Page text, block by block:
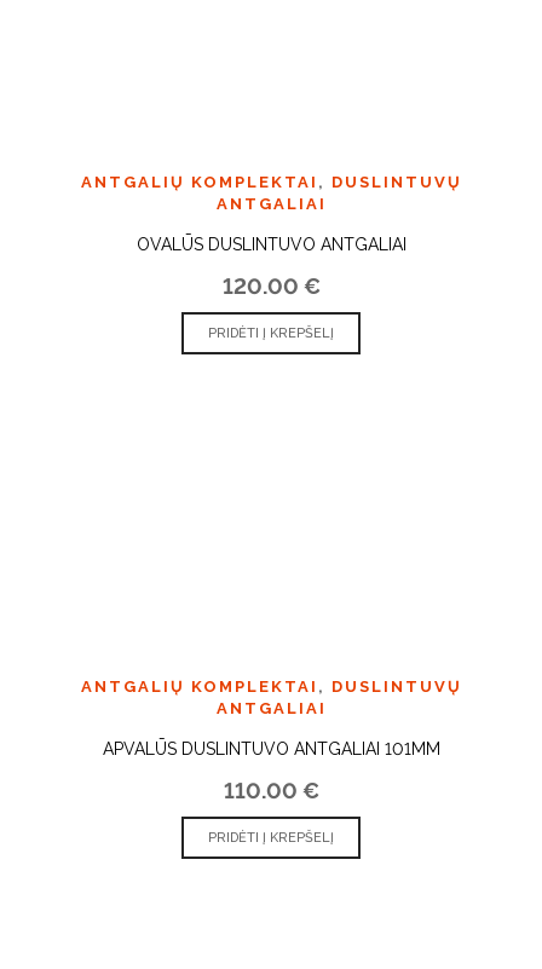
ANTGALIŲ KOMPLEKTAI , DUSLINTUVŲ
ANTGALIAI
OVALŪS DUSLINTUVO ANTGALIAI
120.00 €
PRIDĖTI Į KREPŠELĮ
ANTGALIŲ KOMPLEKTAI , DUSLINTUVŲ
ANTGALIAI
APVALŪS DUSLINTUVO ANTGALIAI 101MM
110.00 €
PRIDĖTI Į KREPŠELĮ